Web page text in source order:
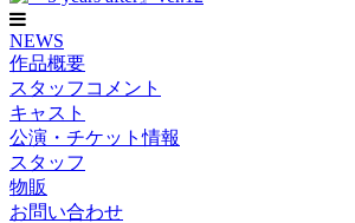
NEWS
作品概要
スタッフコメント
キャスト
公演・チケット情報
スタッフ
物販
お問い合わせ